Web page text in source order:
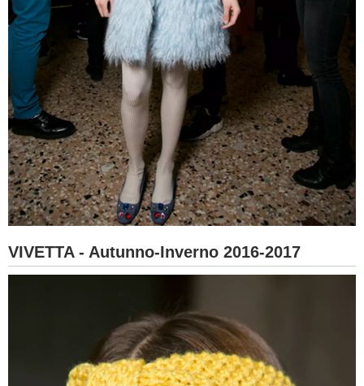
VIVETTA - Autunno-Inverno 2016-2017